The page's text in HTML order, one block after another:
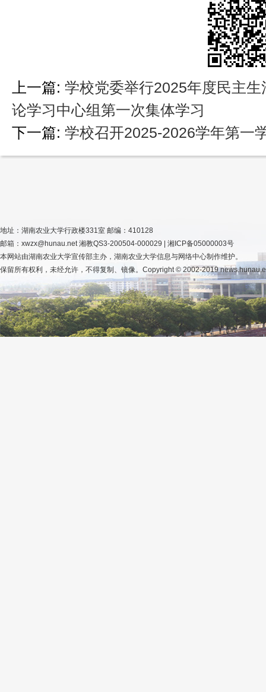
上一篇: 学校党委举行2025年度民主
论学习中心组第一次集体学习
下一篇: 学校召开2025-2026学年第一
地址：湖南农业大学行政楼331室 邮编：410128
邮箱：xwzx@hunau.net 湘教QS3-200504-000029 | 湘ICP备05000003号
本网站由湖南农业大学宣传部主办，湖南农业大学信息与网络中心制作维护。
保留所有权利，未经允许，不得复制、镜像。Copyright © 2002-2019